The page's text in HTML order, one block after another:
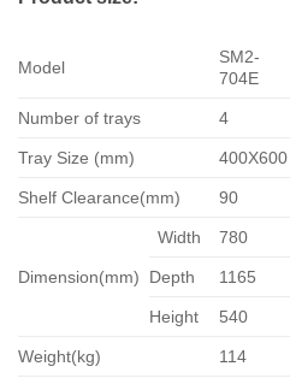
Model
SM2-
704E
Number of trays 4
Tray Size (mm) 400X600
Shelf Clearance(mm) 90
Dimension(mm)
Width 780
Depth 1165
Height 540
Weight(kg) 114